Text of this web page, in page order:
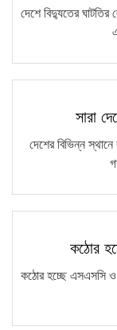
দেশে বিদ্যুতের ঘাটতির
সারা
দেশের বিভিন্ন
কঠোর
কঠোর হচ্ছে এসএসসি ও